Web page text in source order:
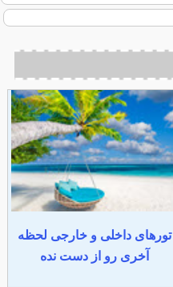
تورهای داخلی و خارجی لحظه
آخری رو از دست نده